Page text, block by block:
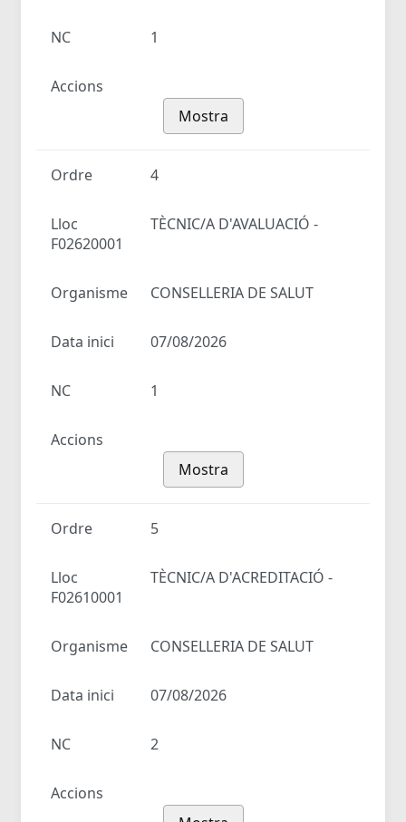
NC 1
Accions
Mostra
Ordre 4
Lloc
TÈCNIC/A D'AVALUACIÓ -
F02620001
Organisme CONSELLERIA DE SALUT
Data inici 07/08/2026
NC 1
Accions
Mostra
Ordre 5
Lloc
TÈCNIC/A D'ACREDITACIÓ -
F02610001
Organisme CONSELLERIA DE SALUT
Data inici 07/08/2026
NC 2
Accions